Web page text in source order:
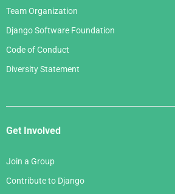
Team Organization
Django Software Foundation
Code of Conduct
Diversity Statement
Get Involved
Join a Group
Contribute to Django